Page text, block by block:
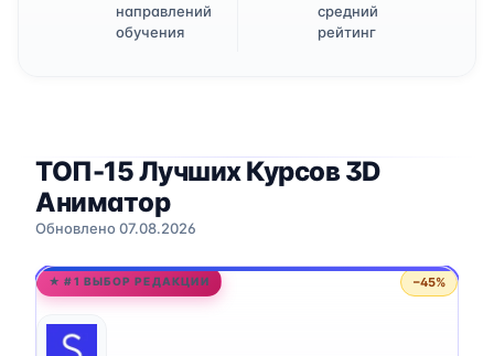
направлений
обучения
средний
рейтинг
ТОП-15 Лучших Курсов 3D
Аниматор
Обновлено 07.08.2026
★ #1 ВЫБОР РЕДАКЦИИ −45%